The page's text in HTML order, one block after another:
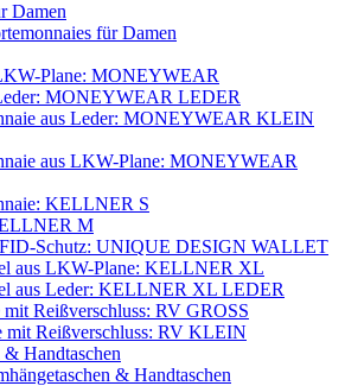
Damen
für Damen
Plane: MONEYWEAR
MONEYWEAR LEDER
aus Leder: MONEYWEAR KLEIN
aus LKW-Plane: MONEYWEAR
KELLNER S
M
Schutz: UNIQUE DESIGN WALLET
aus LKW-Plane: KELLNER XL
aus Leder: KELLNER XL LEDER
Reißverschluss: RV GROSS
mit Reißverschluss: RV KLEIN
& Handtaschen
& Handtaschen